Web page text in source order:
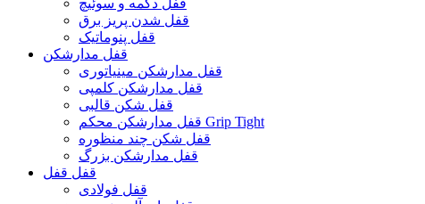
قفل شدن پریز برق
قفل پنوماتیک
قفل مدارشکن
قفل مدارشکن مینیاتوری
قفل مدارشکن کلمپی
قفل شکن قالبی
قفل مدارشکن محکم Grip Tight
قفل شکن چند منظوره
قفل مدارشکن بزرگ
قفل قفل
قفل فولادی